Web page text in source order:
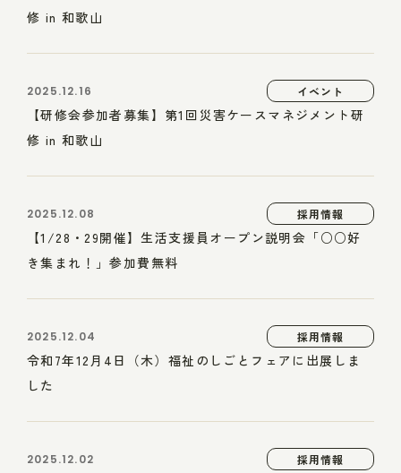
修 in 和歌山
2025.12.16 イベント
【研修会参加者募集】第1回災害ケースマネジメント研
修 in 和歌山
2025.12.08 採用情報
【1/28・29開催】生活支援員オープン説明会「○○好
き集まれ！」参加費無料
2025.12.04 採用情報
令和7年12月4日（木）福祉のしごとフェアに出展しま
した
2025.12.02 採用情報